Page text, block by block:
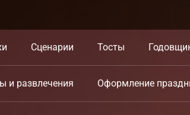
Сценарии Тосты
и развлечения Оформление